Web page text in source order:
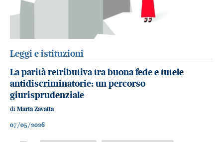
Leggi e istituzioni
La parità retributiva tra buona fede e tutele
antidiscriminatorie: un percorso
giurisprudenziale
di Marta Zavatta
07/05/2026